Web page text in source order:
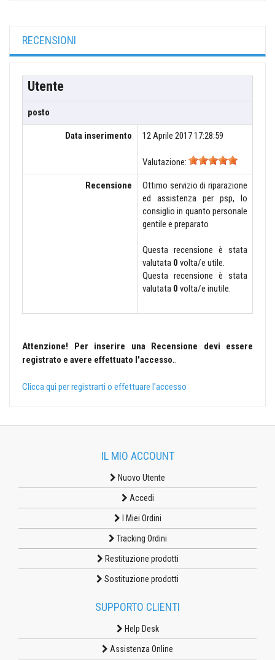
RECENSIONI
Utente
posto
Data inserimento 12 Aprile 2017 17:28:59
Valutazione:
Recensione
Ottimo servizio di riparazione
ed assistenza per psp, lo
consiglio in quanto personale
gentile e preparato
Questa recensione è stata
valutata 0 volta/e utile.
Questa recensione è stata
valutata 0 volta/e inutile.
Attenzione! Per inserire una Recensione devi essere
registrato e avere effettuato l'accesso..
Clicca qui per registrarti o effettuare l'accesso
IL MIO ACCOUNT
Nuovo Utente
Accedi
I Miei Ordini
Tracking Ordini
Restituzione prodotti
Sostituzione prodotti
SUPPORTO CLIENTI
Help Desk
Assistenza Online